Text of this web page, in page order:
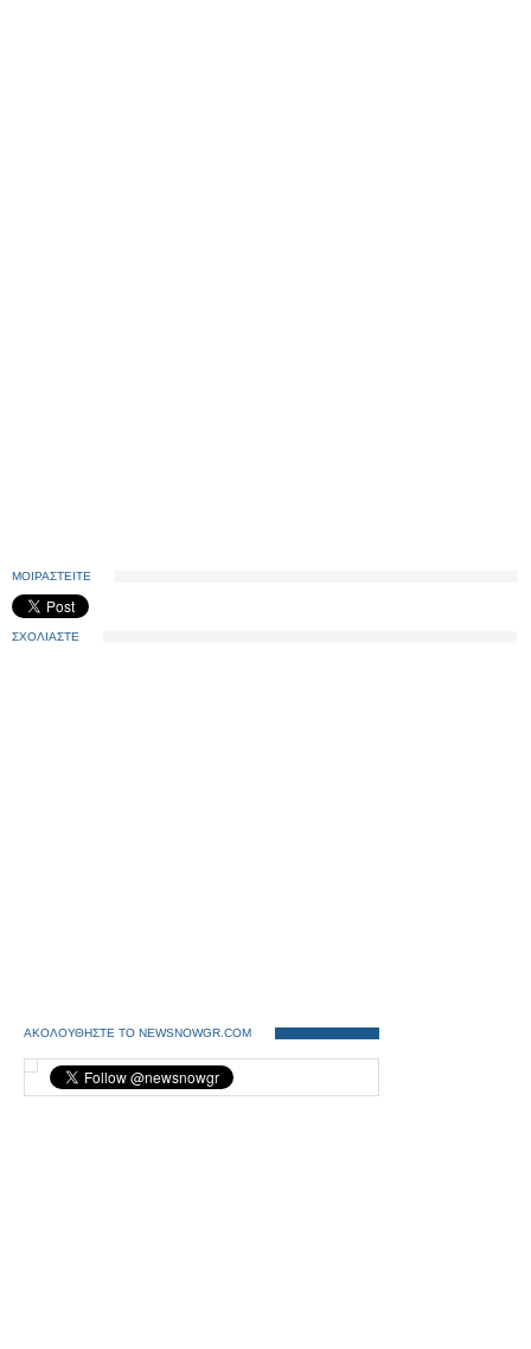
ΜΟΙΡΑΣΤΕΙΤΕ
ΣΧΟΛΙΑΣΤΕ
ΑΚΟΛΟΥΘΗΣΤΕ ΤΟ NEWSNOWGR.COM